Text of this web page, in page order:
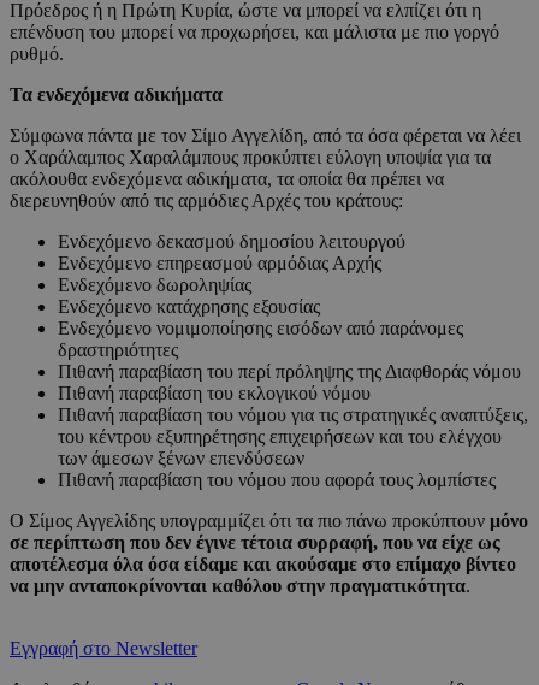
Πρόεδρος ή η Πρώτη Κυρία, ώστε να μπορεί να ελπίζει ότι η
επένδυση του μπορεί να προχωρήσει, και μάλιστα με πιο γοργό
ρυθμό.
Τα ενδεχόμενα αδικήματα
Σύμφωνα πάντα με τον Σίμο Αγγελίδη, από τα όσα φέρεται να λέει
ο Χαράλαμπος Χαραλάμπους προκύπτει εύλογη υποψία για τα
ακόλουθα ενδεχόμενα αδικήματα, τα οποία θα πρέπει να
διερευνηθούν από τις αρμόδιες Αρχές του κράτους:
Ενδεχόμενο δεκασμού δημοσίου λειτουργού
Ενδεχόμενο επηρεασμού αρμόδιας Αρχής
Ενδεχόμενο δωροληψίας
Ενδεχόμενο κατάχρησης εξουσίας
Ενδεχόμενο νομιμοποίησης εισόδων από παράνομες
δραστηριότητες
Πιθανή παραβίαση του περί πρόληψης της Διαφθοράς νόμου
Πιθανή παραβίαση του εκλογικού νόμου
Πιθανή παραβίαση του νόμου για τις στρατηγικές αναπτύξεις,
του κέντρου εξυπηρέτησης επιχειρήσεων και του ελέγχου
των άμεσων ξένων επενδύσεων
Πιθανή παραβίαση του νόμου που αφορά τους λομπίστες
Ο Σίμος Αγγελίδης υπογραμμίζει ότι τα πιο πάνω προκύπτουν μόνο
σε περίπτωση που δεν έγινε τέτοια συρραφή, που να είχε ως
αποτέλεσμα όλα όσα είδαμε και ακούσαμε στο επίμαχο βίντεο
να μην ανταποκρίνονται καθόλου στην πραγματικότητα.
Εγγραφή στο Newsletter